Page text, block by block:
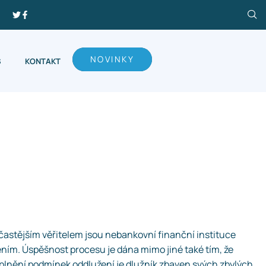
KONTAKT NOVINKY
věřitelem jsou nebankovní finanční instituce
Úspěšnost procesu je dána mimo jiné také tím, že